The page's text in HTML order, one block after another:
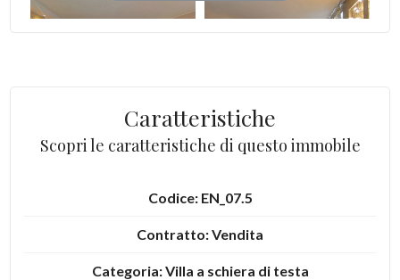
Caratteristiche
Scopri le caratteristiche di questo immobile
Codice: EN_07.5
Contratto: Vendita
Categoria: Villa a schiera di testa
Balcone/Terrazzo